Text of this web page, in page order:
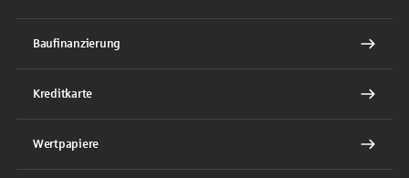
Baufinanzierung
Kreditkarte
Wertpapiere